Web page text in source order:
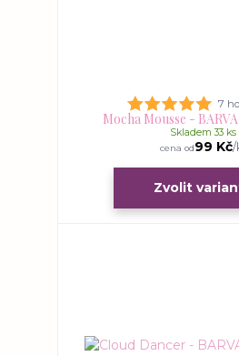
7
Mocha Mousse -
cena od99 Kč/
Skladem 33 ks
Zvolit